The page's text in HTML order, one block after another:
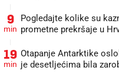
9
min
Pogledajte kolike su
prometne prekršaje u
19
min
Otapanje Antarktike
je desetljećima bila